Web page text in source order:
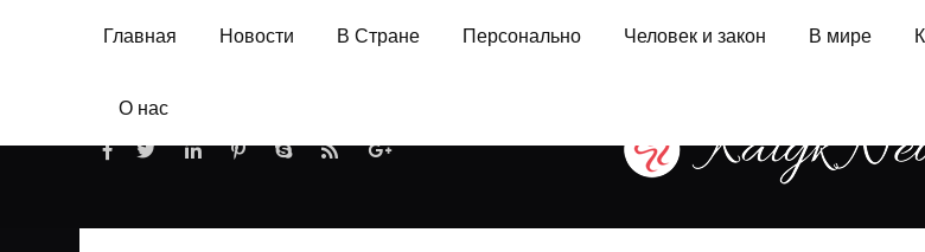
Главная Новости В Стране Персонально Человек и закон В мире
О нас